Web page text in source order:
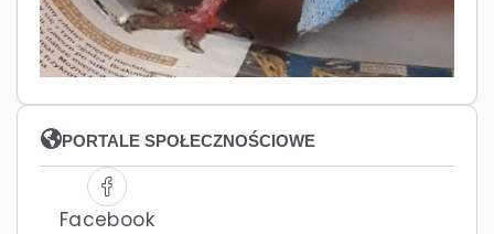
PORTALE SPOŁECZNOŚCIOWE
Facebook